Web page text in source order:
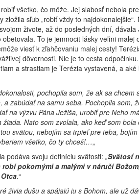
všetko, čo môže. Jej slabosť nebola
sľub „robiť vždy to
živote, až do posledných dní,
To je jemnocit lásky veľmi malej
viesť k zľahčovaniu malej cesty!
dôvernosti. Nie je to cesta
a strastiam je Terézia vystavená, a
pochopila som, že ak sa chcem
a zabúdať na samu seba. Pochopila som,
na výzvu Pána Ježiša, urobiť pre Neho
Nato som zvolala, ako keď som bola
svätou, nebojím sa trpieť pre teba,
všetko, čo ty chceš!…„
podáva svoju definíciu svätosti: „Svätosť
pokornými a malými v náručí
.“
živia dušu a spájajú ju s Bohom, ale už